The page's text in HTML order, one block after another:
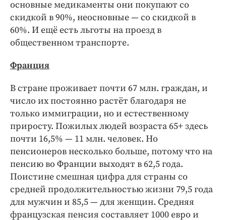
основные медикаменты они покупают со
скидкой в 90%, неосновные — со скидкой в
60%. И ещё есть льготы на проезд в
общественном транспорте.
Франция
В стране проживает почти 67 млн. граждан, и
число их постоянно растёт благодаря не
только иммиграции, но и естественному
приросту. Пожилых людей возраста 65+ здесь
почти 16,5% — 11 млн. человек. Но
пенсионеров несколько больше, потому что на
пенсию во Франции выходят в 62,5 года.
Поистине смешная цифра для страны со
средней продолжительностью жизни 79,5 года
для мужчин и 85,5 — для женщин. Средняя
французская пенсия составляет 1000 евро и